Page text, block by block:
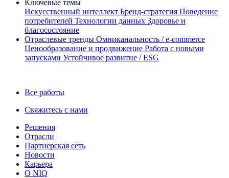
Ключевые темы
Искусственный интеллект Бренд‑стратегия Поведение
потребителей Технологии данных Здоровье и
благосостояние
Отраслевые тренды Омниканальность / e‑commerce
Ценообразование и продвижение Работа с новыми
запусками Устойчивое развитие / ESG
Все работы
Свяжитесь с нами
Решения
Отрасли
Партнерская сеть
Новости
Карьера
О NIQ